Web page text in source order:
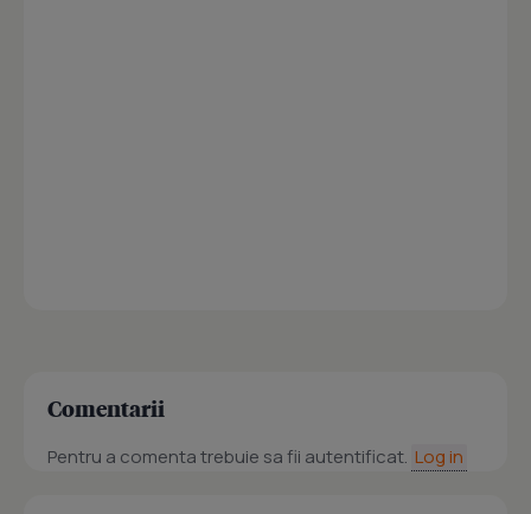
Comentarii
Pentru a comenta trebuie sa fii autentificat. Log in